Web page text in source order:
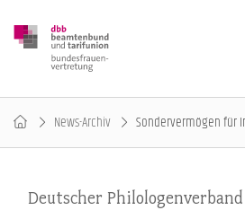
News-Archiv Sondervermögen für
Deutscher